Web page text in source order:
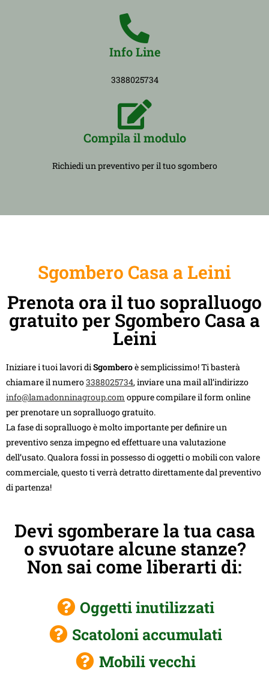
Info Line
3388025734
Compila il modulo
Richiedi un preventivo per il tuo sgombero
Sgombero Casa a Leini
Prenota ora il tuo sopralluogo
gratuito per Sgombero Casa a
Leini
Iniziare i tuoi lavori di Sgomberoè semplicissimo! Ti basterà
chiamare il numero3388025734, inviare una mail all’indirizzo
info@lamadonninagroup.com oppure compilare il form online
per prenotare un sopralluogo gratuito.
La fase di sopralluogo è molto importante per definire un
preventivo senza impegno ed effettuare una valutazione
dell’usato. Qualora fossi in possesso di oggetti o mobili con valore
commerciale, questo ti verrà detratto direttamente dal preventivo
di partenza!
Devi sgomberare la tua casa
o svuotare alcune stanze?
Non sai come liberarti di:
Oggetti inutilizzati
Scatoloni accumulati
Mobili vecchi